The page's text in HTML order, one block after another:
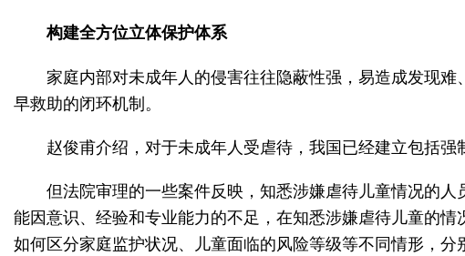
构建全方位立体保护体系
家庭内部对未成年人的侵害往往隐蔽性强，易造成发现
早救助的闭环机制。
赵俊甫介绍，对于未成年人受虐待，我国已经建立包括
但法院审理的一些案件反映，知悉涉嫌虐待儿童情况的人
能因意识、经验和专业能力的不足，在知悉涉嫌虐待儿童的
如何区分家庭监护状况、儿童面临的风险等级等不同情形，